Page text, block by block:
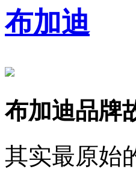
布加迪
布加迪品牌
其实最原始